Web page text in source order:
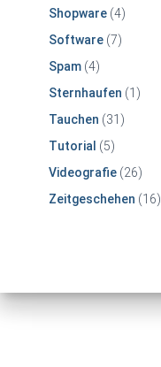
Shopware (4)
Software (7)
Spam (4)
Sternhaufen (1)
Tauchen (31)
Tutorial (5)
Videografie (26)
Zeitgeschehen (16)